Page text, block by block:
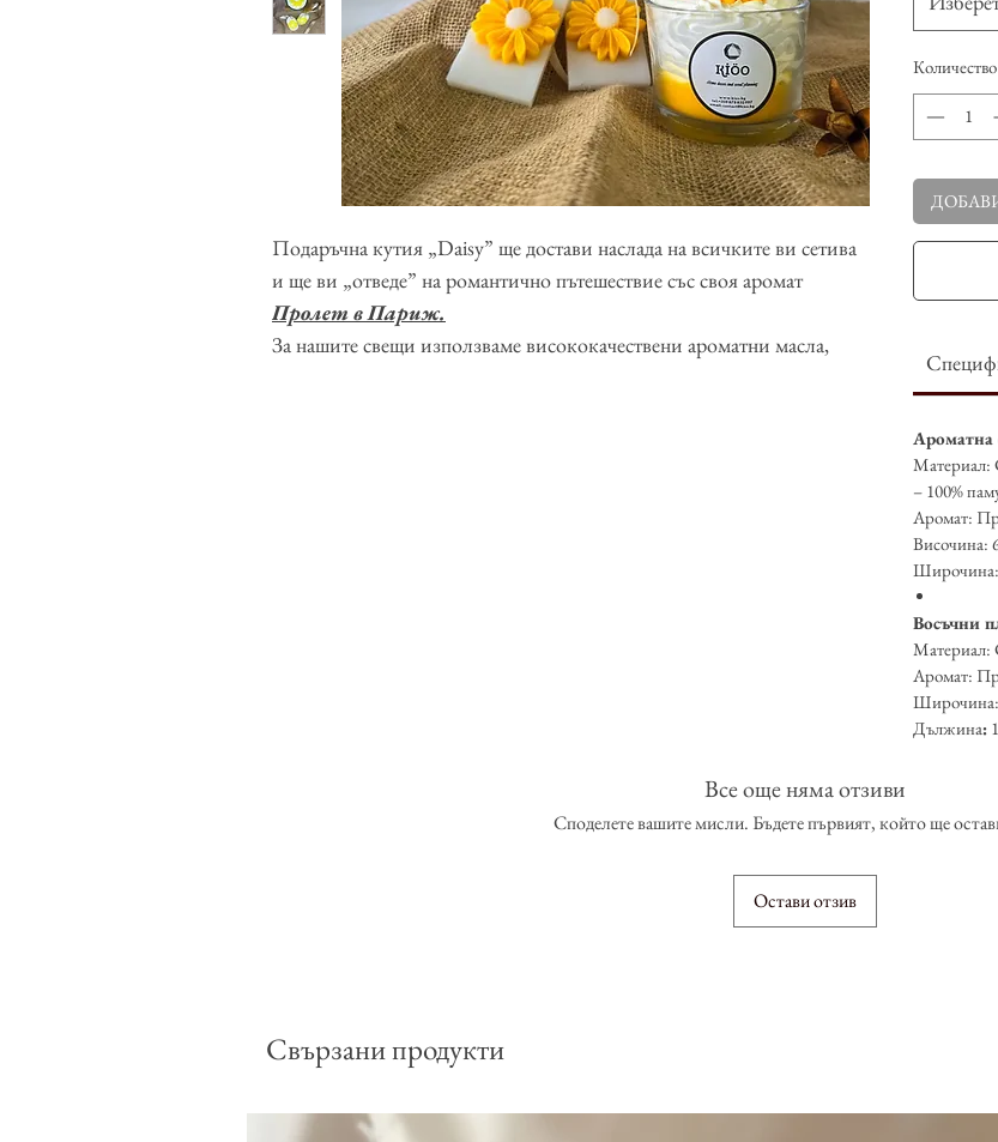
Подаръчна кутия „Daisy” ще достави наслада на всичките ви сетива
и ще ви „отведе” на романтично пътешествие със своя аромат
Пролет в Париж.
За нашите свещи използваме висококачествени ароматни масла,
Количество
Ароматна
Материал:
– 100%
Аромат:
Височина:
Восъчни
Материал:
Аромат:
Дължина:
Все още няма отзиви
Споделете вашите мисли. Бъдете първият, който ще
Остави отзив
Свързани продукти